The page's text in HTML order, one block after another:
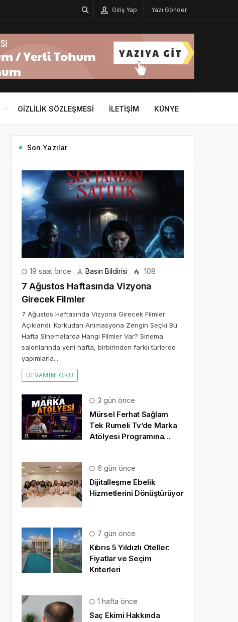
Giriş Yap Yazı Gönder
GIZLILIK SÖZLEŞMESI İLETIŞIM KÜNYE
Son Yazılar
19 saat önce Basın Bildirisi 108
7 Ağustos Haftasında Vizyona
Girecek Filmler
7 Ağustos Haftasında Vizyona Girecek Filmler
Açıklandı: Korkudan Animasyona Zengin Seçki Bu
Hafta Sinemalarda Hangi Filmler Var? Sinema
salonlarında yeni hafta, birbirinden farklı türlerde
yapımlarla...
DEVAMINI OKU
3 gün önce
Mürsel Ferhat Sağlam
Tek Rumeli Tv’de Marka
Atölyesi Programına
6 gün önce
Dijitalleşme Ebelik
Hizmetlerini Dönüştürüyor
7 gün önce
Kıbrıs 5 Yıldızlı Oteller:
Fiyatlar ve Seçim
Kriterleri
1 hafta önce
Saç Ekimi Hakkında